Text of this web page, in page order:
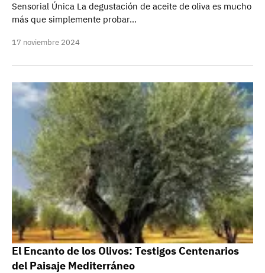
Sensorial Única La degustación de aceite de oliva es mucho
más que simplemente probar…
17 noviembre 2024
El Encanto de los Olivos: Testigos Centenarios
del Paisaje Mediterráneo